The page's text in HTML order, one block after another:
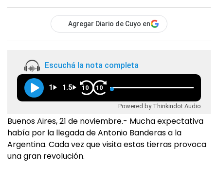
Agregar Diario de Cuyo en
Escuchá la nota completa
1 1.5 10 10
Powered by Thinkindot Audio
Buenos Aires, 21 de noviembre.- Mucha expectativa
había por la llegada de Antonio Banderas a la
Argentina. Cada vez que visita estas tierras provoca
una gran revolución.